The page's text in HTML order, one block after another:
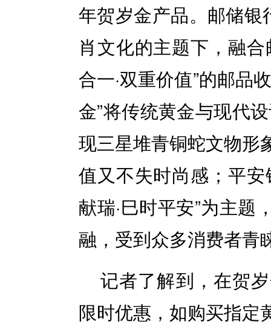
年贺岁金产品。邮储银
肖文化的主题下，融
合一·双重价值”的邮品
金”将传统黄金与现代
现三星堆青铜蛇文物形
值又不失时尚感；平
献瑞·巳时平安”为主题
融，受到众多消费者
记者了解到，在贺
限时优惠，如购买指定